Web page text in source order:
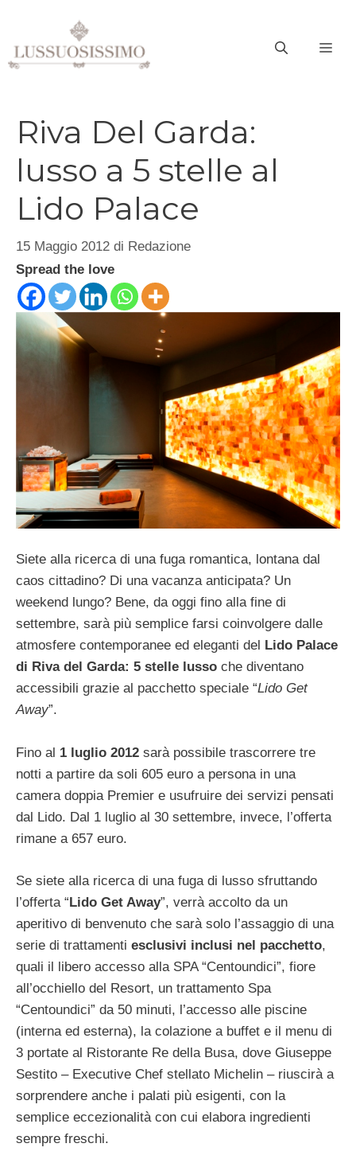
contenuto
Riva Del Garda:
lusso a 5 stelle al
Lido Palace
15 Maggio 2012 di Redazione
Spread the love
Siete alla ricerca di una fuga romantica, lontana dal
caos cittadino? Di una vacanza anticipata? Un
weekend lungo? Bene, da oggi fino alla fine di
settembre, sarà più semplice farsi coinvolgere dalle
atmosfere contemporanee ed eleganti del Lido Palace
di Riva del Garda: 5 stelle lusso che diventano
accessibili grazie al pacchetto speciale “Lido Get
Away”.
Fino al 1 luglio 2012 sarà possibile trascorrere tre
notti a partire da soli 605 euro a persona in una
camera doppia Premier e usufruire dei servizi pensati
dal Lido. Dal 1 luglio al 30 settembre, invece, l’offerta
rimane a 657 euro.
Se siete alla ricerca di una fuga di lusso sfruttando
l’offerta “Lido Get Away”, verrà accolto da un
aperitivo di benvenuto che sarà solo l’assaggio di una
serie di trattamenti esclusivi inclusi nel pacchetto,
quali il libero accesso alla SPA “Centoundici”, fiore
all’occhiello del Resort, un trattamento Spa
“Centoundici” da 50 minuti, l’accesso alle piscine
(interna ed esterna), la colazione a buffet e il menu di
3 portate al Ristorante Re della Busa, dove Giuseppe
Sestito – Executive Chef stellato Michelin – riuscirà a
sorprendere anche i palati più esigenti, con la
semplice eccezionalità con cui elabora ingredienti
sempre freschi.